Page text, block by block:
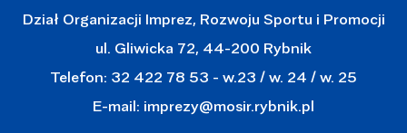
Dział Organizacji Imprez, Rozwoju Sportu i Promocji
ul. Gliwicka 72, 44-200 Rybnik
Telefon: 32 422 78 53 - w.23 / w. 24 / w. 25
E-mail: imprezy@mosir.rybnik.pl